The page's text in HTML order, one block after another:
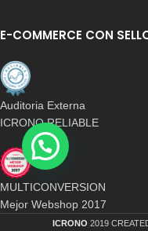
E-COMMERCE CON
Auditoria Externa
ICRONO RELIABLE
MULTICONVERSION
Mejor Webshop 2017
ICRONO 2019